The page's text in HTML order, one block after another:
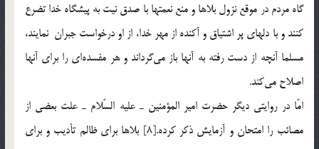
گاه مردم در موقع نزول بلاها و منع نعمتها با صدق نيت به پيشگاه خدا تضرع
كنند و با دلهاي پر اشتياق و آكنده از مهر خدا، از او درخواست جبران نمايند،
مسلما آنچه از دست رفته به آنها باز مي‌گرداند و هر مفسده‌اي را براي آنها
اصلاح مي‌كند.
امّا در روايتي ديگر حضرت امير المؤمنين ـ عليه السّلام ـ علت بعضي از
مصائب را امتحان و آزمايش ذكر كرده.[8] بلاها براي ظالم تأديب و براي